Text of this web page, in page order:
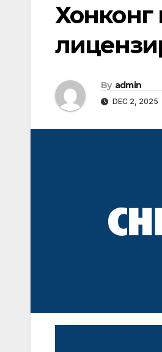
Хонконг
By admin
DEC 2, 2025